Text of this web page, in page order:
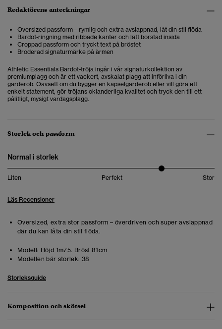
Redaktörens anteckningar
Oversized passform – rymlig och extra avslappnad, låt din stil flöda
Bardot-ringning med ribbade kanter och lätt borstad insida
Croppad passform och tryckt text på bröstet
Broderad signaturmärke på ärmen
Athletic Essentials Bardot-tröja ingår i vår signaturkollektion av
premiumplagg och är ett vackert, avskalat plagg att införliva i din
garderob. Oavsett om du bygger en kapselgarderob eller vill göra ett
enkelt statement, gör tröjans oklanderliga kvalitet och tryck den till ett
pålitligt, mysigt vardagsplagg.
Storlek och passform
Normal i storlek
Liten Perfekt Stor
Läs Recensioner
Oversized, extra stor passform – överdriven och super avslappnad
där du kan låta din stil flöda.
Modell: Höjd 1m75. Bröst 81cm
Modellen bär storlek: 38
Storleksguide
Komposition och skötsel